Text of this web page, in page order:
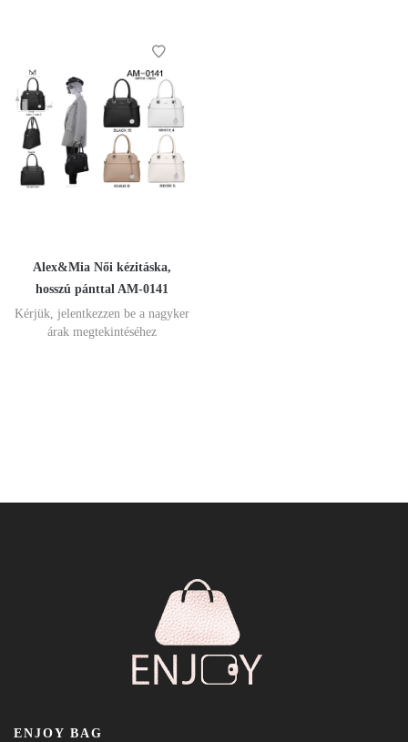
Alex&Mia Női kézitáska,
hosszú pánttal AM-0141
Kérjük, jelentkezzen be a nagyker
árak megtekintéséhez
ENJOY BAG